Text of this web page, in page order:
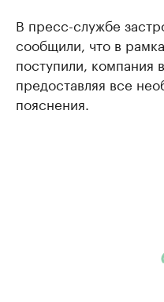
В пресс-службе
сообщили, что в
поступили, компания
предоставляя все
пояснения.